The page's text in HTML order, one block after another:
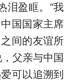
泪盈眶。“我
国国家主席
间的友谊所
父亲与中国
可以追溯到